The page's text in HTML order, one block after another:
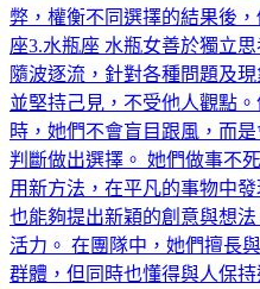
弊，權衡不同選擇的結果後
座3.水瓶座 水瓶女善於獨立
隨波逐流，針對各種問題及
並堅持己見，不受他人觀點
時，她們不會盲目跟風，而
判斷做出選擇。 她們做事不
用新方法，在平凡的事物中
也能夠提出新穎的創意與想
活力。 在團隊中，她們擅長
群體，但同時也懂得與人保